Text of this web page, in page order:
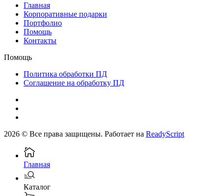
Главная
Корпоративные подарки
Портфолио
Помощь
Контакты
Помощь
Политика обработки ПД
Соглашение на обработку ПД
2026 © Все права защищены. Работает на ReadyScript
Главная
Каталог